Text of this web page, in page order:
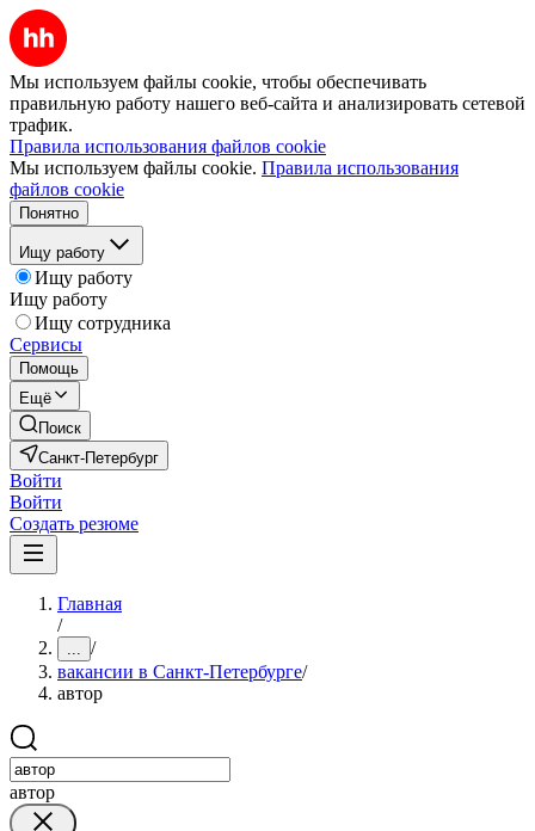
Мы используем файлы cookie, чтобы обеспечивать
правильную работу нашего веб-сайта и анализировать сетевой
трафик.
Правила использования файлов cookie
Мы используем файлы cookie. Правила использования
файлов cookie
Понятно
Ищу работу
Ищу работу
Ищу работу
Ищу сотрудника
Сервисы
Помощь
Ещё
Поиск
Санкт-Петербург
Войти
Войти
Создать резюме
Главная
/
... /
вакансии в Санкт-Петербурге/
автор
автор